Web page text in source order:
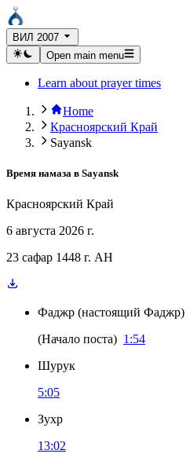
ВИЛ 2007
Open main menu
Learn about prayer times
Home
Красноярский Край
Sayansk
Время намаза в Sayansk
Красноярский Край
6 августа 2026 г.
23 сафар 1448 г. AH
Фаджр (настоящий Фаджр)
(Начало поста) 1:54
Шурук
5:05
Зухр
13:02